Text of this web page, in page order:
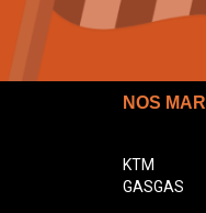
NOS
KTM
GASGAS